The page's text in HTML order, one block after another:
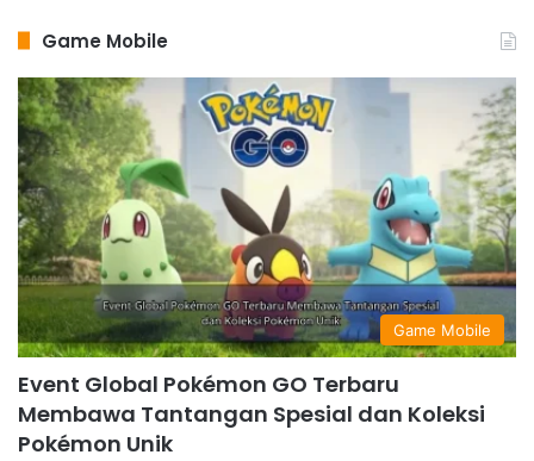
Game Mobile
Game Mobile
Event Global Pokémon GO Terbaru
Membawa Tantangan Spesial dan Koleksi
Pokémon Unik